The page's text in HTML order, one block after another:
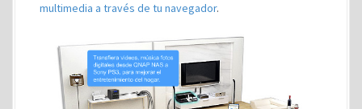
multimedia a través de tu navegador.